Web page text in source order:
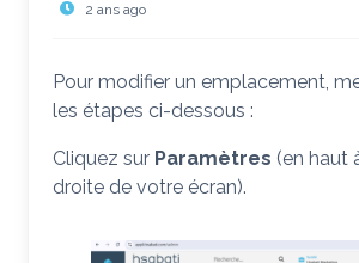
2 ans ago
Pour modifier un emplacement,
les étapes ci-dessous :
Cliquez sur Paramètres (en haut
droite de votre écran).